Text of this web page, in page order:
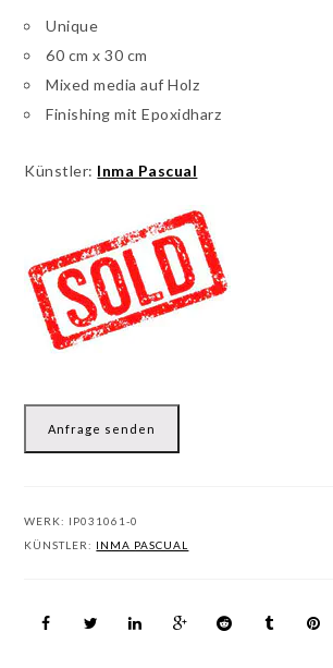
Unique
60 cm x 30 cm
Mixed media auf Holz
Finishing mit Epoxidharz
Künstler: Inma Pascual
Anfrage senden
WERK: IP031061-0
KÜNSTLER: INMA PASCUAL